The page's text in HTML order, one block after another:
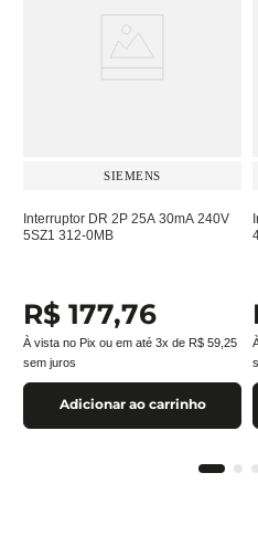
SIEMENS
Interruptor DR 2P 25A 30mA 240V
5SZ1 312-0MB
R$ 177,76
À vista no Pix ou em até 3x de R$ 59 25
sem juros
Adicionar ao carrinho